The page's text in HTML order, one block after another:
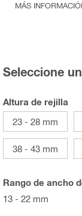
MÁS
Seleccione
Altura de rejilla
23 - 28 mm
38 - 43 mm
Rango de ancho
13 - 22 mm